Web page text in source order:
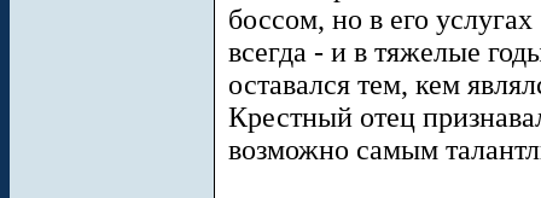
боссом, но в его
всегда - и в тяжелые
оставался тем, кем
Крестный отец
возможно самым